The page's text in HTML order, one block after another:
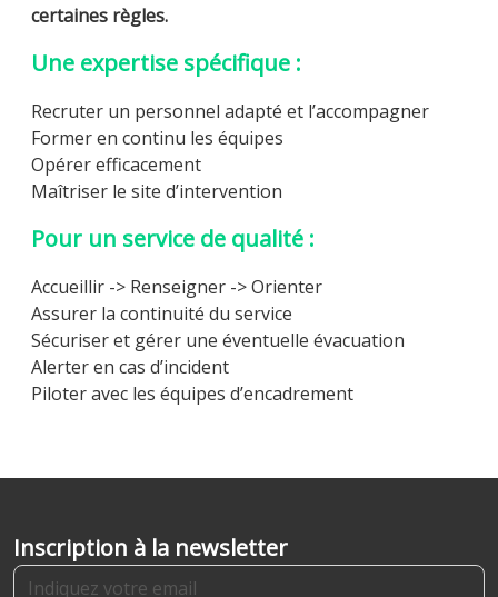
certaines règles.
Une expertise spécifique :
Recruter un personnel adapté et l’accompagner​
Former en continu les équipes​
Opérer efficacement​
Maîtriser le site d’intervention​
Pour un service de qualité :
Accueillir -> Renseigner -> Orienter​
Assurer la continuité du service
Sécuriser et gérer une éventuelle évacuation​
Alerter en cas d’incident​
Piloter avec les équipes d’encadrement​
Inscription à la newsletter